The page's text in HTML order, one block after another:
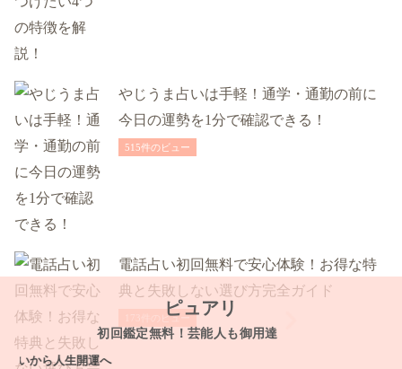
やじうま占いは手軽！通学・通勤の前に
今日の運勢を1分で確認できる！
515件のビュー
電話占い初回無料で安心体験！お得な特
典と失敗しない選び方完全ガイド
173件のビューピュアリ
初回鑑定無料！芸能人も御用達
ら人生開運へ